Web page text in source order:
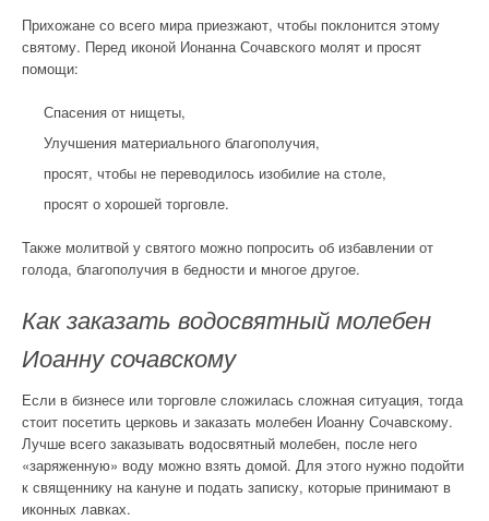
Прихожане со всего мира приезжают, чтобы поклонится этому
святому. Перед иконой Ионанна Сочавского молят и просят
помощи:
Спасения от нищеты,
Улучшения материального благополучия,
просят, чтобы не переводилось изобилие на столе,
просят о хорошей торговле.
Также молитвой у святого можно попросить об избавлении от
голода, благополучия в бедности и многое другое.
Как заказать водосвятный молебен
Иоанну сочавскому
Если в бизнесе или торговле сложилась сложная ситуация, тогда
стоит посетить церковь и заказать молебен Иоанну Сочавскому.
Лучше всего заказывать водосвятный молебен, после него
«заряженную» воду можно взять домой. Для этого нужно подойти
к священнику на кануне и подать записку, которые принимают в
иконных лавках.